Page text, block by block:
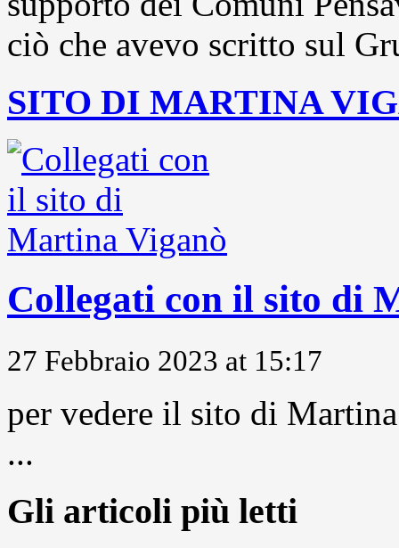
ciò che avevo scritto sul
SITO DI MARTINA
Collegati con il sito di
27 Febbraio 2023 at 15:17
per vedere il sito di
...
Gli articoli più letti